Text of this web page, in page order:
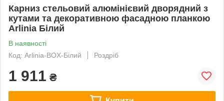
Карниз стельовий алюмінієвий дворядний з
кутами та декоративною фасадною планкою
Arlinia Білий
В наявності
Код: Arlinia-BOX-Білий
Роздріб
1 911 ₴